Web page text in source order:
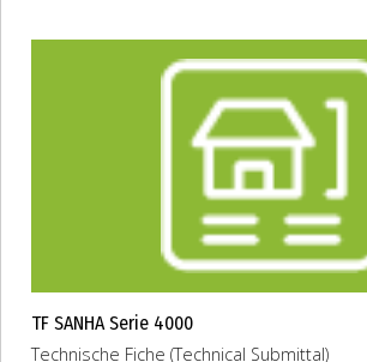
TF SANHA Serie 4000
Technische Fiche (Technical Submittal)